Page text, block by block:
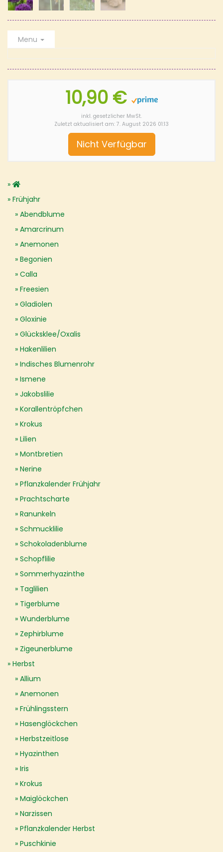
Menu
10,90 €
inkl. gesetzlicher MwSt.
Zuletzt aktualisiert am: 7. August 2026 01:13
Nicht Verfügbar
Frühjahr
Abendblume
Amarcrinum
Anemonen
Begonien
Calla
Freesien
Gladiolen
Gloxinie
Glücksklee/Oxalis
Hakenlilien
Indisches Blumenrohr
Ismene
Jakobslilie
Korallentröpfchen
Krokus
Lilien
Montbretien
Nerine
Pflanzkalender Frühjahr
Prachtscharte
Ranunkeln
Schmucklilie
Schokoladenblume
Schopflilie
Sommerhyazinthe
Taglilien
Tigerblume
Wunderblume
Zephirblume
Zigeunerblume
Herbst
Allium
Anemonen
Frühlingsstern
Hasenglöckchen
Herbstzeitlose
Hyazinthen
Iris
Krokus
Maiglöckchen
Narzissen
Pflanzkalender Herbst
Puschkinie